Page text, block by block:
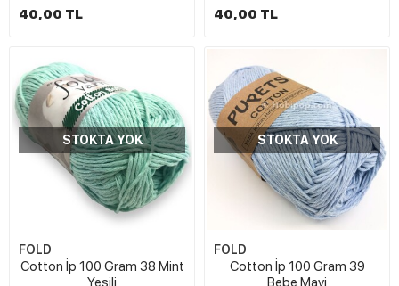
40,00 TL 40,00 TL
STOKTA YOK
FOLD
Cotton İp 100 Gram 38 Mint
Yeşili
STOKTA YOK
FOLD
Cotton İp 100 Gram 39
Bebe Mavi